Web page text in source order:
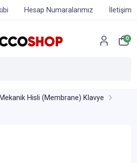
Hesap Numaralarımız İletişim
0
Mekanik Hisli (Membrane) Klavye